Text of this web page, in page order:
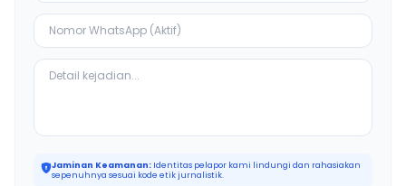
Jaminan Keamanan: Identitas pelapor kami lindungi dan rahasiakan
sepenuhnya sesuai kode etik jurnalistik.